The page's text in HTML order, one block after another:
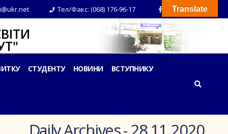
Тел/Факс: (068) 176-96-17
СТУДЕНТУ НОВИНИ ВСТУПНИКУ
Translate